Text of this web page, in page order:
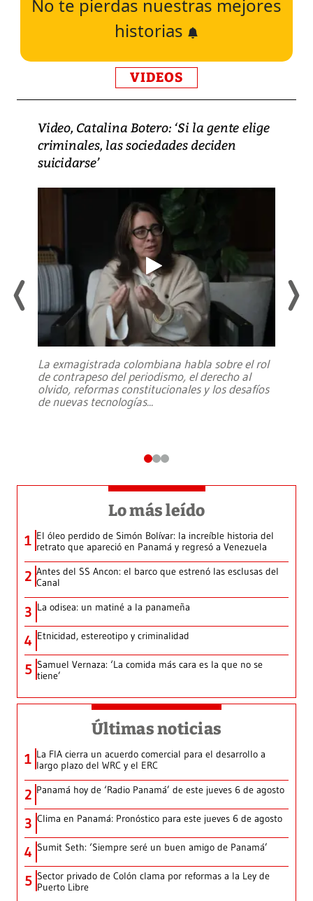
No te pierdas nuestras mejores
historias
VIDEOS
Video, Catalina Botero: ‘Si la gente elige
criminales, las sociedades deciden
suicidarse’
La exmagistrada colombiana habla sobre el rol
de contrapeso del periodismo, el derecho al
olvido, reformas constitucionales y los desafíos
de nuevas tecnologías...
Lo más leído
1 El óleo perdido de Simón Bolívar: la increíble historia del
retrato que apareció en Panamá y regresó a Venezuela
2 Antes del SS Ancon: el barco que estrenó las esclusas del
Canal
3 La odisea: un matiné a la panameña
4 Etnicidad, estereotipo y criminalidad
5 Samuel Vernaza: ‘La comida más cara es la que no se
tiene’
Últimas noticias
1 La FIA cierra un acuerdo comercial para el desarrollo a
largo plazo del WRC y el ERC
2 Panamá hoy de ‘Radio Panamá’ de este jueves 6 de agosto
3 Clima en Panamá: Pronóstico para este jueves 6 de agosto
4 Sumit Seth: ‘Siempre seré un buen amigo de Panamá’
5 Sector privado de Colón clama por reformas a la Ley de
Puerto Libre